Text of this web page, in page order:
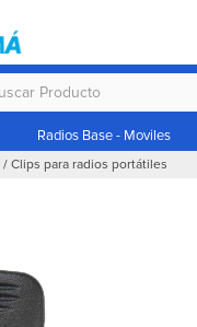
Radios Base - Moviles
/ Clips para radios portátiles